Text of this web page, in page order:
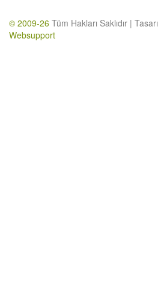
© 2009-26 Tüm Hakları Saklıdır |
Websupport